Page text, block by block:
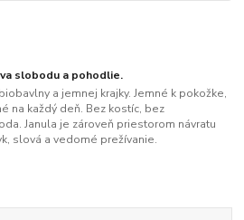
slobodu a pohodlie.
a jemnej krajky. Jemné k pokožke,
na každý deň. Bez kostíc, bez
Janula je zároveň priestorom návratu
slová a vedomé prežívanie.